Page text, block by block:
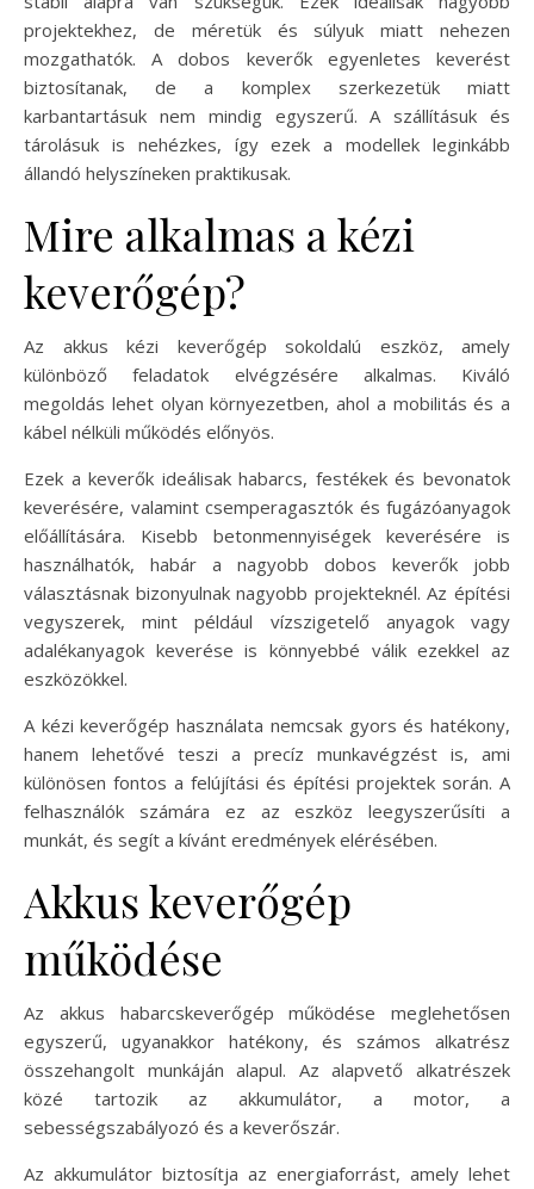
projektekhez, de méretük és súlyuk miatt nehezen
mozgathatók. A dobos keverők egyenletes keverést
biztosítanak, de a komplex szerkezetük miatt
karbantartásuk nem mindig egyszerű. A szállításuk és
tárolásuk is nehézkes, így ezek a modellek leginkább
állandó helyszíneken praktikusak.
Mire alkalmas a kézi
keverőgép?
Az akkus kézi keverőgép sokoldalú eszköz, amely
különböző feladatok elvégzésére alkalmas. Kiváló
megoldás lehet olyan környezetben, ahol a mobilitás és a
kábel nélküli működés előnyös.
Ezek a keverők ideálisak habarcs, festékek és bevonatok
keverésére, valamint csemperagasztók és fugázóanyagok
előállítására. Kisebb betonmennyiségek keverésére is
használhatók, habár a nagyobb dobos keverők jobb
választásnak bizonyulnak nagyobb projekteknél. Az építési
vegyszerek, mint például vízszigetelő anyagok vagy
adalékanyagok keverése is könnyebbé válik ezekkel az
eszközökkel.
A kézi keverőgép használata nemcsak gyors és hatékony,
hanem lehetővé teszi a precíz munkavégzést is, ami
különösen fontos a felújítási és építési projektek során. A
felhasználók számára ez az eszköz leegyszerűsíti a
munkát, és segít a kívánt eredmények elérésében.
Akkus keverőgép
működése
Az akkus habarcskeverőgép működése meglehetősen
egyszerű, ugyanakkor hatékony, és számos alkatrész
összehangolt munkáján alapul. Az alapvető alkatrészek
közé tartozik az akkumulátor, a motor, a
sebességszabályozó és a keverőszár.
Az akkumulátor biztosítja az energiaforrást, amely lehet